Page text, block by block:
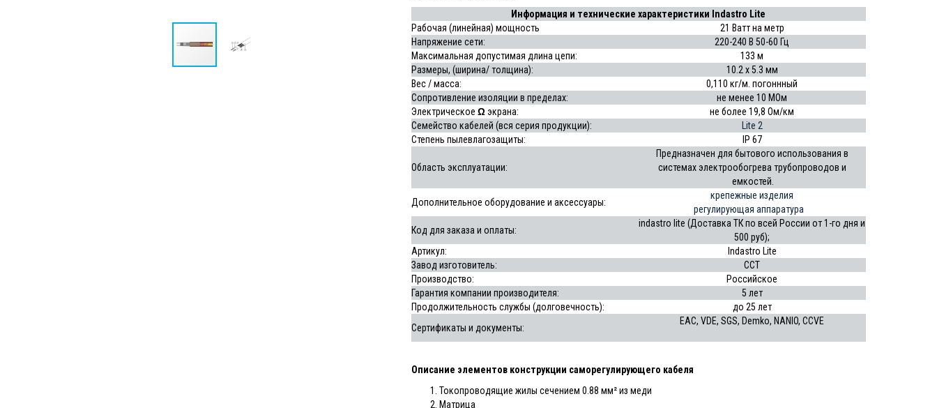
Информация и технические характеристики Indastro Lite
Рабочая (линейная) мощность
21 Ватт на метр
Напряжение сети:
220-240 В 50-60 Гц
Максимальная допустимая длина цепи:
133 м
Размеры, (ширина/ толщина):
10.2 x 5.3 мм
Вес / масса:
0,110 кг/м. погоннный
Сопротивление изоляции в пределах:
не менее 10 МОм
Электрическое Ωэкрана:
не более 19,8 Ом/км
Семейство кабелей (вся серия продукции):
Lite 2
Степень пылевлагозащиты:
IP 67
Область эксплуатации:
Предназначен для бытового использования в
системах электрообогрева трубопроводов и
емкостей.
Дополнительное оборудование и аксессуары:
крепежные изделия
регулирующая аппаратура
Код для заказа и оплаты:
indastro lite (Доставка ТК по всей России от 1-го дня и
500 руб);
Артикул:
Indastro Lite
Завод изготовитель:
ССТ
Производство:
Российское
Гарантия компании производителя:
5 лет
Продолжительность службы (долговечность): до 25 лет
Сертификаты и документы:
EAC, VDE, SGS, Demko, NANIO, CCVE
Описание элементов конструкции саморегулирующего кабеля
Токопроводящие жилы сечением 0.88 мм² из меди
Матрица